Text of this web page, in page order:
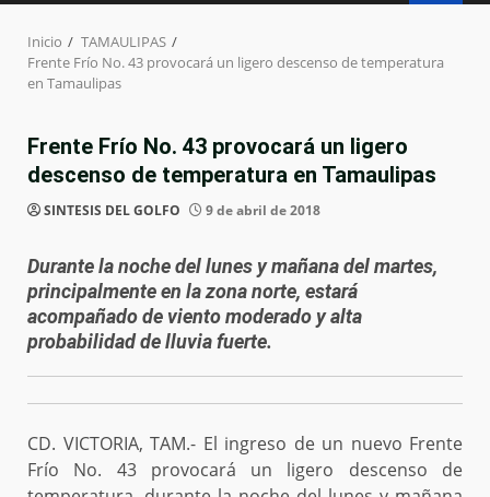
Inicio
TAMAULIPAS
Frente Frío No. 43 provocará un ligero descenso de temperatura
en Tamaulipas
Frente Frío No. 43 provocará un ligero
descenso de temperatura en Tamaulipas
SINTESIS DEL GOLFO 9 de abril de 2018
Durante la noche del lunes y mañana del martes,
principalmente en la zona norte, estará
acompañado de viento moderado y alta
probabilidad de lluvia fuerte.
CD. VICTORIA, TAM.- El ingreso de un nuevo Frente
Frío No. 43 provocará un ligero descenso de